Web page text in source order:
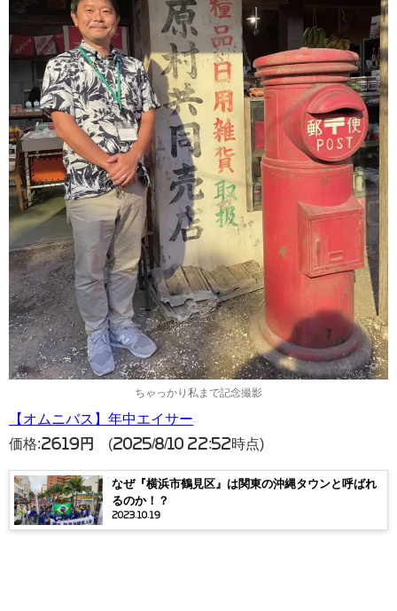
ちゃっかり私まで記念撮影
【オムニバス】年中エイサー
価格:2619円 (2025/8/10 22:52時点)
なぜ『横浜市鶴見区』は関東の沖縄タウンと呼ばれ
るのか！？
2023.10.19